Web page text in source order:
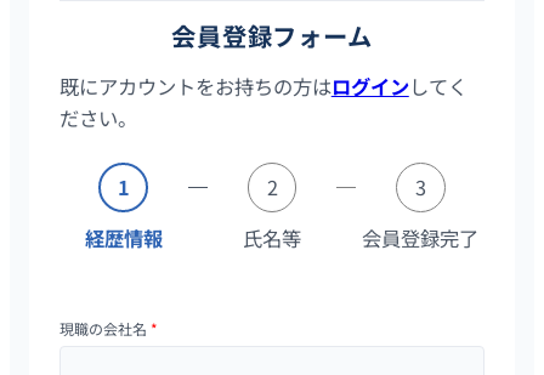
会員登録フォーム
既にアカウントをお持ちの方はログインしてく
ださい。
1
経歴情報
2
氏名等
3
会員登録完了
現職の会社名 *